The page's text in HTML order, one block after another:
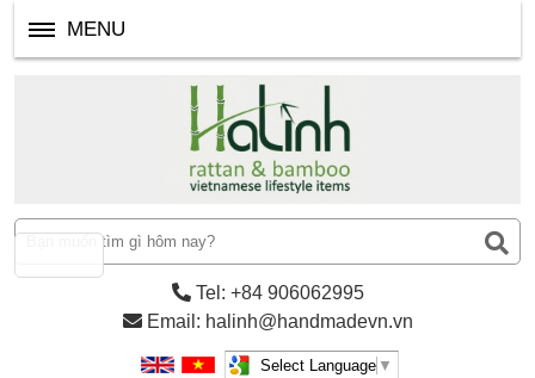
MENU
Tel: +84 906062995
Email: halinh@handmadevn.vn
Select Language ▼